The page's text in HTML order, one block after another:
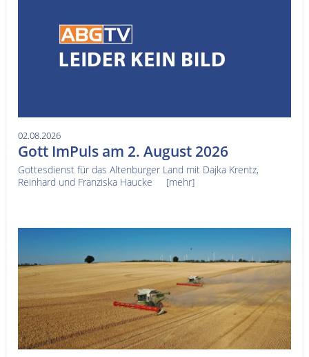
02.08.2026
Gott ImPuls am 2. August 2026
Gottesdienst für das Altenburger Land mit Dajka Krentz,
Reinhard und Franziska Haucke [mehr]